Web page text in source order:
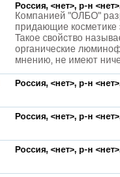
Россия, <нет>, р-н
Компанией "ОЛБО"
придающие
Такое свойство
органические
мнению, не имеют
Россия, <нет>, р-н
Россия, <нет>, р-н
Россия, <нет>, р-н